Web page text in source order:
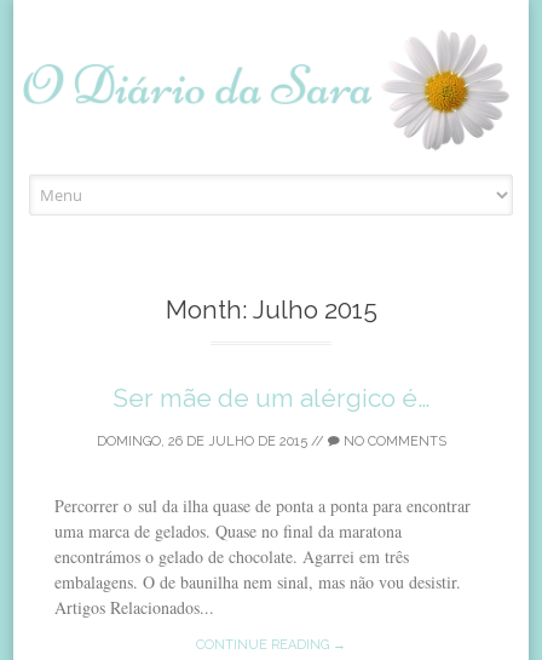
to
Month: Julho 2015
Ser mãe de um alérgico é…
DOMINGO, 26 DE JULHO DE 2015// NO COMMENTS
Percorrer o sul da ilha quase de ponta a ponta para encontrar
uma marca de gelados. Quase no final da maratona
encontrámos o gelado de chocolate. Agarrei em três
embalagens. O de baunilha nem sinal, mas não vou desistir.
Artigos Relacionados...
CONTINUE READING →